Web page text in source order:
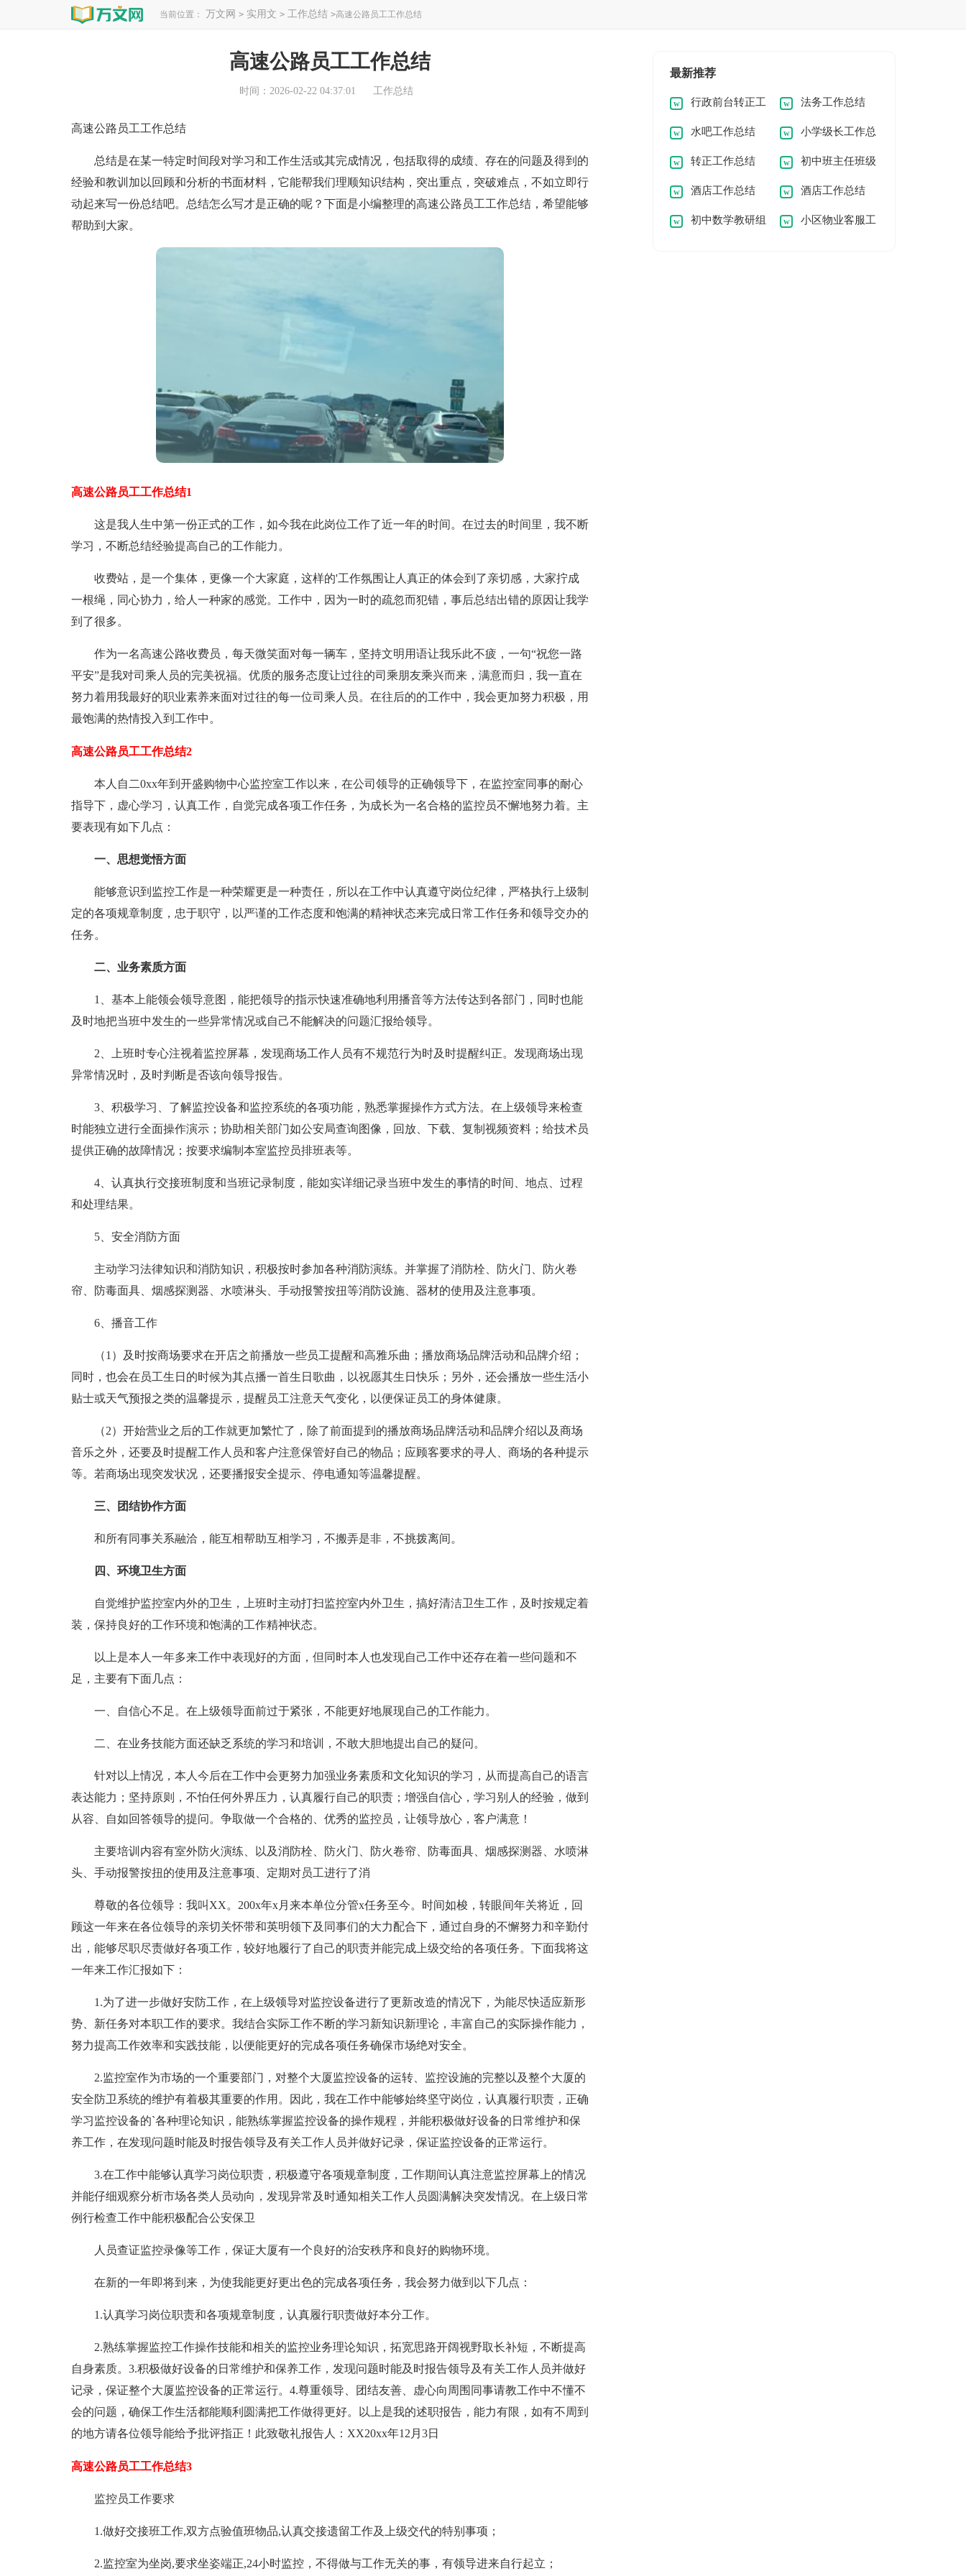
当前位置： 万文网 > 实用文 > 工作总结 >高速公路员工工作总结
高速公路员工工作总结
时间：2026-02-22 04:37:01 工作总结
高速公路员工工作总结
总结是在某一特定时间段对学习和工作生活或其完成情况，包括取得的成绩、存在的问题及得到的
经验和教训加以回顾和分析的书面材料，它能帮我们理顺知识结构，突出重点，突破难点，不如立即行
动起来写一份总结吧。总结怎么写才是正确的呢？下面是小编整理的高速公路员工工作总结，希望能够
帮助到大家。
高速公路员工工作总结1
这是我人生中第一份正式的工作，如今我在此岗位工作了近一年的时间。在过去的时间里，我不断
学习，不断总结经验提高自己的工作能力。
收费站，是一个集体，更像一个大家庭，这样的'工作氛围让人真正的体会到了亲切感，大家拧成
一根绳，同心协力，给人一种家的感觉。工作中，因为一时的疏忽而犯错，事后总结出错的原因让我学
到了很多。
作为一名高速公路收费员，每天微笑面对每一辆车，坚持文明用语让我乐此不疲，一句“祝您一路
平安”是我对司乘人员的完美祝福。优质的服务态度让过往的司乘朋友乘兴而来，满意而归，我一直在
努力着用我最好的职业素养来面对过往的每一位司乘人员。在往后的的工作中，我会更加努力积极，用
最饱满的热情投入到工作中。
高速公路员工工作总结2
本人自二0xx年到开盛购物中心监控室工作以来，在公司领导的正确领导下，在监控室同事的耐心
指导下，虚心学习，认真工作，自觉完成各项工作任务，为成长为一名合格的监控员不懈地努力着。主
要表现有如下几点：
一、思想觉悟方面
能够意识到监控工作是一种荣耀更是一种责任，所以在工作中认真遵守岗位纪律，严格执行上级制
定的各项规章制度，忠于职守，以严谨的工作态度和饱满的精神状态来完成日常工作任务和领导交办的
任务。
二、业务素质方面
1、基本上能领会领导意图，能把领导的指示快速准确地利用播音等方法传达到各部门，同时也能
及时地把当班中发生的一些异常情况或自己不能解决的问题汇报给领导。
2、上班时专心注视着监控屏幕，发现商场工作人员有不规范行为时及时提醒纠正。发现商场出现
异常情况时，及时判断是否该向领导报告。
3、积极学习、了解监控设备和监控系统的各项功能，熟悉掌握操作方式方法。在上级领导来检查
时能独立进行全面操作演示；协助相关部门如公安局查询图像，回放、下载、复制视频资料；给技术员
提供正确的故障情况；按要求编制本室监控员排班表等。
4、认真执行交接班制度和当班记录制度，能如实详细记录当班中发生的事情的时间、地点、过程
和处理结果。
5、安全消防方面
主动学习法律知识和消防知识，积极按时参加各种消防演练。并掌握了消防栓、防火门、防火卷
帘、防毒面具、烟感探测器、水喷淋头、手动报警按扭等消防设施、器材的使用及注意事项。
6、播音工作
（1）及时按商场要求在开店之前播放一些员工提醒和高雅乐曲；播放商场品牌活动和品牌介绍；
同时，也会在员工生日的时候为其点播一首生日歌曲，以祝愿其生日快乐；另外，还会播放一些生活小
贴士或天气预报之类的温馨提示，提醒员工注意天气变化，以便保证员工的身体健康。
（2）开始营业之后的工作就更加繁忙了，除了前面提到的播放商场品牌活动和品牌介绍以及商场
音乐之外，还要及时提醒工作人员和客户注意保管好自己的物品；应顾客要求的寻人、商场的各种提示
等。若商场出现突发状况，还要播报安全提示、停电通知等温馨提醒。
三、团结协作方面
和所有同事关系融洽，能互相帮助互相学习，不搬弄是非，不挑拨离间。
四、环境卫生方面
自觉维护监控室内外的卫生，上班时主动打扫监控室内外卫生，搞好清洁卫生工作，及时按规定着
装，保持良好的工作环境和饱满的工作精神状态。
以上是本人一年多来工作中表现好的方面，但同时本人也发现自己工作中还存在着一些问题和不
足，主要有下面几点：
一、自信心不足。在上级领导面前过于紧张，不能更好地展现自己的工作能力。
二、在业务技能方面还缺乏系统的学习和培训，不敢大胆地提出自己的疑问。
针对以上情况，本人今后在工作中会更努力加强业务素质和文化知识的学习，从而提高自己的语言
表达能力；坚持原则，不怕任何外界压力，认真履行自己的职责；增强自信心，学习别人的经验，做到
从容、自如回答领导的提问。争取做一个合格的、优秀的监控员，让领导放心，客户满意！
主要培训内容有室外防火演练、以及消防栓、防火门、防火卷帘、防毒面具、烟感探测器、水喷淋
头、手动报警按扭的使用及注意事项、定期对员工进行了消
尊敬的各位领导：我叫XX。200x年x月来本单位分管x任务至今。时间如梭，转眼间年关将近，回
顾这一年来在各位领导的亲切关怀带和英明领下及同事们的大力配合下，通过自身的不懈努力和辛勤付
出，能够尽职尽责做好各项工作，较好地履行了自己的职责并能完成上级交给的各项任务。下面我将这
一年来工作汇报如下：
1.为了进一步做好安防工作，在上级领导对监控设备进行了更新改造的情况下，为能尽快适应新形
势、新任务对本职工作的要求。我结合实际工作不断的学习新知识新理论，丰富自己的实际操作能力，
努力提高工作效率和实践技能，以便能更好的完成各项任务确保市场绝对安全。
2.监控室作为市场的一个重要部门，对整个大厦监控设备的运转、监控设施的完整以及整个大厦的
安全防卫系统的维护有着极其重要的作用。因此，我在工作中能够始终坚守岗位，认真履行职责，正确
学习监控设备的`各种理论知识，能熟练掌握监控设备的操作规程，并能积极做好设备的日常维护和保
养工作，在发现问题时能及时报告领导及有关工作人员并做好记录，保证监控设备的正常运行。
3.在工作中能够认真学习岗位职责，积极遵守各项规章制度，工作期间认真注意监控屏幕上的情况
并能仔细观察分析市场各类人员动向，发现异常及时通知相关工作人员圆满解决突发情况。在上级日常
例行检查工作中能积极配合公安保卫
人员查证监控录像等工作，保证大厦有一个良好的治安秩序和良好的购物环境。
在新的一年即将到来，为使我能更好更出色的完成各项任务，我会努力做到以下几点：
1.认真学习岗位职责和各项规章制度，认真履行职责做好本分工作。
2.熟练掌握监控工作操作技能和相关的监控业务理论知识，拓宽思路开阔视野取长补短，不断提高
自身素质。3.积极做好设备的日常维护和保养工作，发现问题时能及时报告领导及有关工作人员并做好
记录，保证整个大厦监控设备的正常运行。4.尊重领导、团结友善、虚心向周围同事请教工作中不懂不
会的问题，确保工作生活都能顺利圆满把工作做得更好。以上是我的述职报告，能力有限，如有不周到
的地方请各位领导能给予批评指正！此致敬礼报告人：XX20xx年12月3日
高速公路员工工作总结3
监控员工作要求
1.做好交接班工作,双方点验值班物品,认真交接遗留工作及上级交代的特别事项；
2.监控室为坐岗,要求坐姿端正,24小时监控，不得做与工作无关的事，有领导进来自行起立；
最新推荐
行政前台转正工
作总结
法务工作总结
水吧工作总结 小学级长工作总
结
转正工作总结 初中班主任班级
工作总结
酒店工作总结 酒店工作总结
初中数学教研组 小区物业客服工